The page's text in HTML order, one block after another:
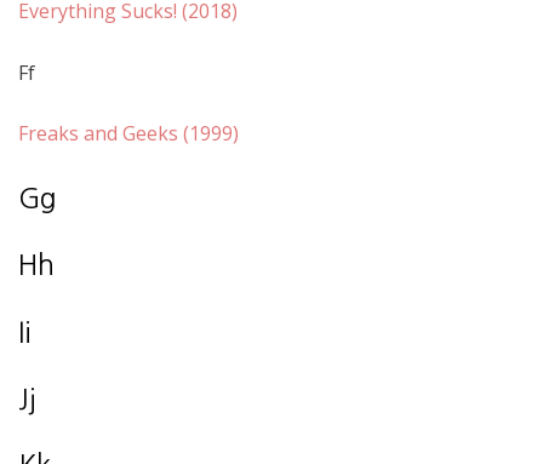
Everything Sucks! (2018)
Ff
Freaks and Geeks (1999)
Gg
Hh
Ii
Jj